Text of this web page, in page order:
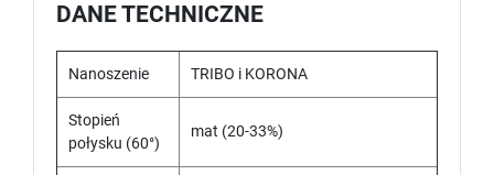
DANE TECHNICZNE
Nanoszenie TRIBO i KORONA
Stopień
połysku (60°)
mat (20-33%)